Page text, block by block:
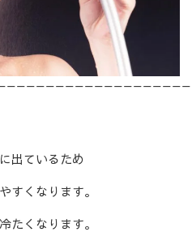
出ているため
すくなります。
たくなります。